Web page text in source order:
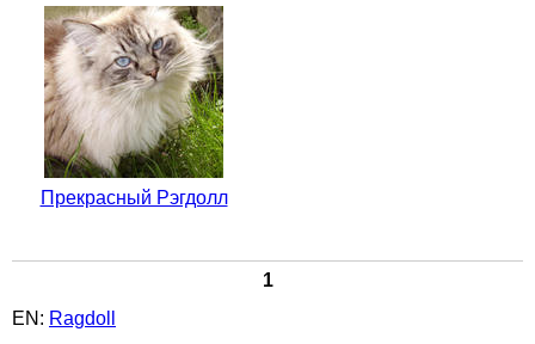
Прекрасный Рэгдолл
1
EN: Ragdoll